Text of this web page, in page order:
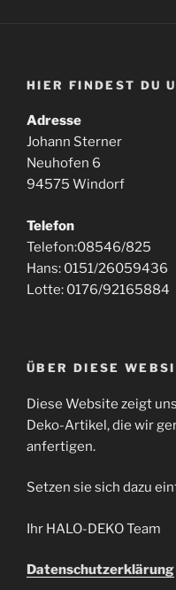
HIER FINDEST DU
Adresse
Johann Sterner
Neuhofen 6
94575 Windorf
Telefon
Telefon:08546/825
Hans: 0151/26059436
Lotte: 0176/92165884
ÜBER DIESE
Diese Website zeigt
Deko-Artikel, die wir
anfertigen.
Setzen sie sich dazu
Ihr HALO-DEKO Team
Datenschutzerklärung